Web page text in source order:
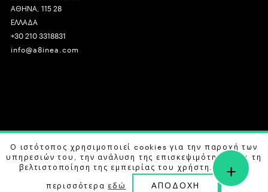
ΑΘΗΝΑ, 115 28
ΕΛΛΑΔΑ
+30 210 3318831
info@a8inea.com
COPYRIGHT © 2026 αθηΝΕΑ, ALL RIGHTS RESERVED.
DESIGN BY G DESIGN STUDIO. DEVELOPED BYB LABS
Ο ιστότοπος χρησιμοποιεί cookies για την παροχή των
υπηρεσιών του, την ανάλυση της επισκεψιμότητας και τη
βελτιστοποίηση της εμπειρίας του χρήστη. Μάθετε
περισσότεραεδώ ΑΠΟΔΟΧΗ
+